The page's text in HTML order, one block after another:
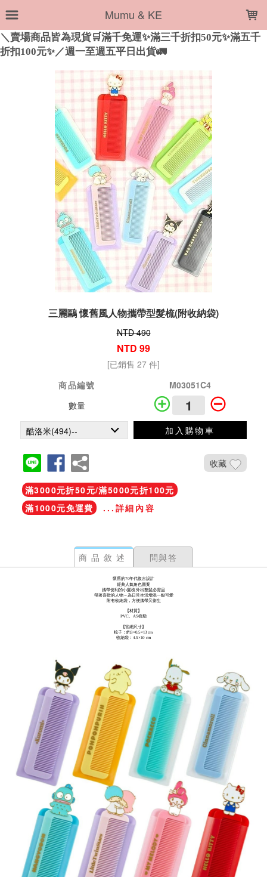
Mumu & KE
三麗鷗 懷舊風人物攜帶型髮梳(附收納袋)
NTD 490
NTD 99
[已銷售 27 件]
商品編號
M03051C4
數量
加入購物車
收藏
滿3000元折50元/滿5000元折100元
滿1000元免運費
...詳細內容
商品敘述 問與答